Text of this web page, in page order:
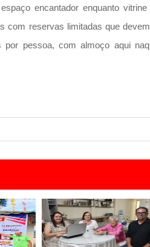
encantador enquanto vitrine
com reservas limitadas que
por pessoa, com almoço aqui